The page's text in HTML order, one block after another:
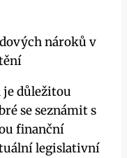
nároků v
je důležitou
se seznámit s
finanční
legislativní